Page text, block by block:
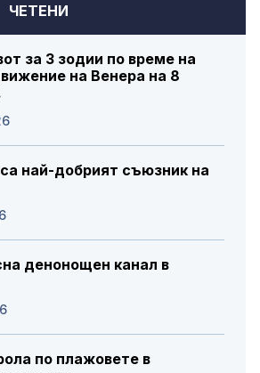
ЧЕТЕНИ
за 3 зодии по време на
на Венера на 8
най-добрият съюзник на
денонощен канал в
по плажовете в